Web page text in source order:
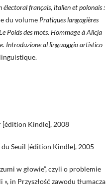
électoral français, italien et polonais :
du volume Pratiques langagières
Poids des mots. Hommage à Alicja
Introduzione al linguaggio artistico
[édition Kindle], 2008
Seuil [édition Kindle], 2005
w głowie”, czyli o problemie
in Przyszłość zawodu tłumacza